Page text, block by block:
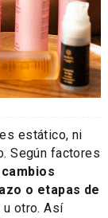
estático, ni
Según factores
o etapas de
u otro. Así